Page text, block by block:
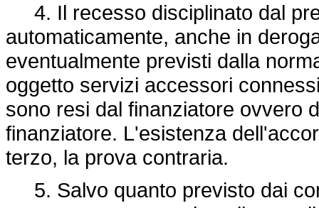
4. Il recesso disciplinato dal
automaticamente, anche in
eventualmente previsti dalla
oggetto servizi accessori
sono resi dal finanziatore ovvero
finanziatore. L'esistenza
terzo, la prova contraria.
5. Salvo quanto previsto dai